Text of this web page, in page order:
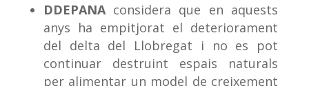
DDEPANAconsidera que en aquests
anys ha empitjorat el deteriorament
del delta del Llobregat i no es pot
continuar destruint espais naturals
per alimentar un model de creixement